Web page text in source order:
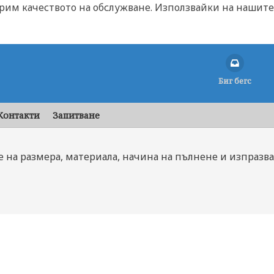
качеството на обслужване. Използвайки на нашите
Биг бегс
Запитване
размера, материала, начина на пълнене и